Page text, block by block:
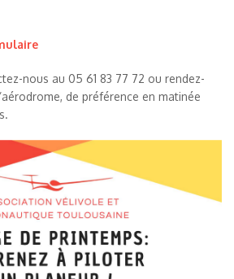
nous au 05 61 83 77 72 ou rendez-
de préférence en matinée